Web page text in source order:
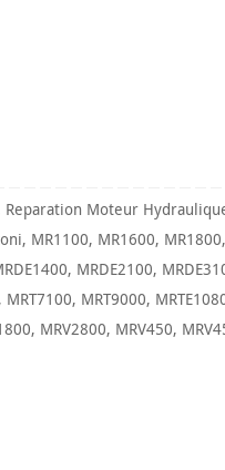
Reparation Moteur
, MR1100, MR1600, MR1800,
, MRDE2100,
, MRT7100, MRT9000,
, MRV2800, MRV450,